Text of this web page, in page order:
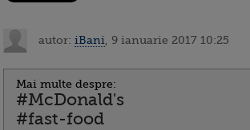
autor: iBani , 9 ianuarie 2017 10:25
Mai multe despre:
#McDonald's
#fast-food